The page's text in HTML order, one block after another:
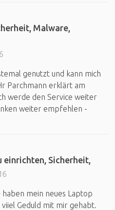
Malware,
genutzt und kann mich
Parchmann erklärt am
werde den Service weiter
weiter empfehlen -
einrichten, Sicherheit,
mein neues Laptop
Geduld mit mir gehabt.